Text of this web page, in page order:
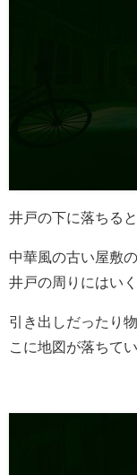
井戸の下に落ちる
中華風の古い屋敷
井戸の周りにはい
引き出しだったり
こに地図が落ちてい